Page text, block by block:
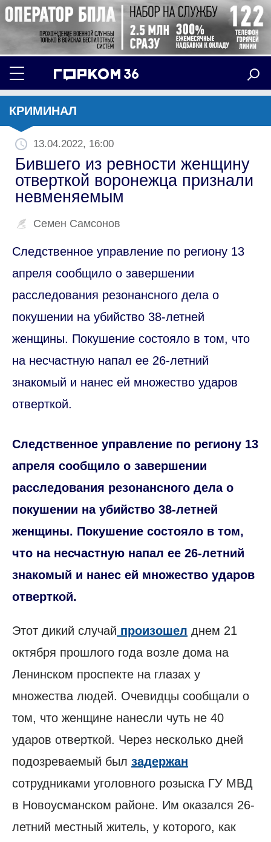
КРИМИНАЛ
13.04.2022, 16:00
Бившего из ревности женщину
отверткой воронежца признали
невменяемым
Семен Самсонов
Следственное управление по региону 13
апреля сообщило о завершении
расследования резонансного дела о
покушении на убийство 38-летней
женщины. Покушение состояло в том, что
на несчастную напал ее 26-летний
знакомый и нанес ей множество ударов
отверткой.
Следственное управление по региону 13
апреля сообщило о завершении
расследования резонансного дела о
покушении на убийство 38-летней
женщины. Покушение состояло в том,
что на несчастную напал ее 26-летний
знакомый и нанес ей множество ударов
отверткой.
Этот дикий случай произошел днем 21
октября прошлого года возле дома на
Ленинском проспекте на глазах у
множества людей. Очевидцы сообщали о
том, что женщине нанесли чуть не 40
ударов отверткой. Через несколько дней
подозреваемый был задержан
сотрудниками уголовного розыска ГУ МВД
в Новоусманском районе. Им оказался 26-
летний местный житель, у которого, как